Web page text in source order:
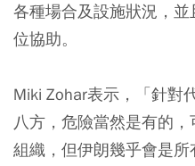
各種場合及設施狀況，
位協助。
Miki Zohar表示，「針對
八方，危險當然是有的
組織，但伊朗幾乎會是